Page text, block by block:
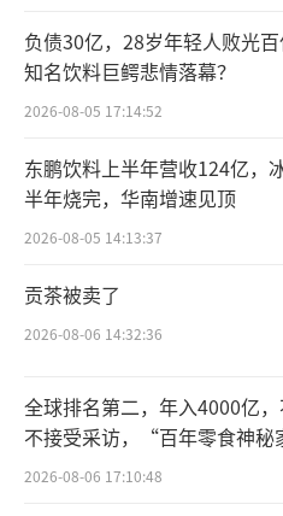
今年9月4日，金
暨关联交易的公告”称
拟将所持参股公司股
负债30亿，28岁年轻人败光百
知名饮料巨鳄悲情落幕？
2026-08-05 17:14:52
东鹏饮料上半年营收124亿，
半年烧完，华南增速见顶
2026-08-05 14:13:37
贡茶被卖了
2026-08-06 14:32:36
全球排名第二，年入4000亿，
不接受采访，“百年零食神
出水面？
2026-08-06 17:10:48